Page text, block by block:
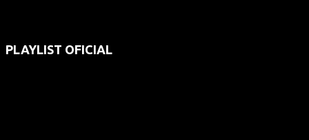
PLAYLIST OFICIAL